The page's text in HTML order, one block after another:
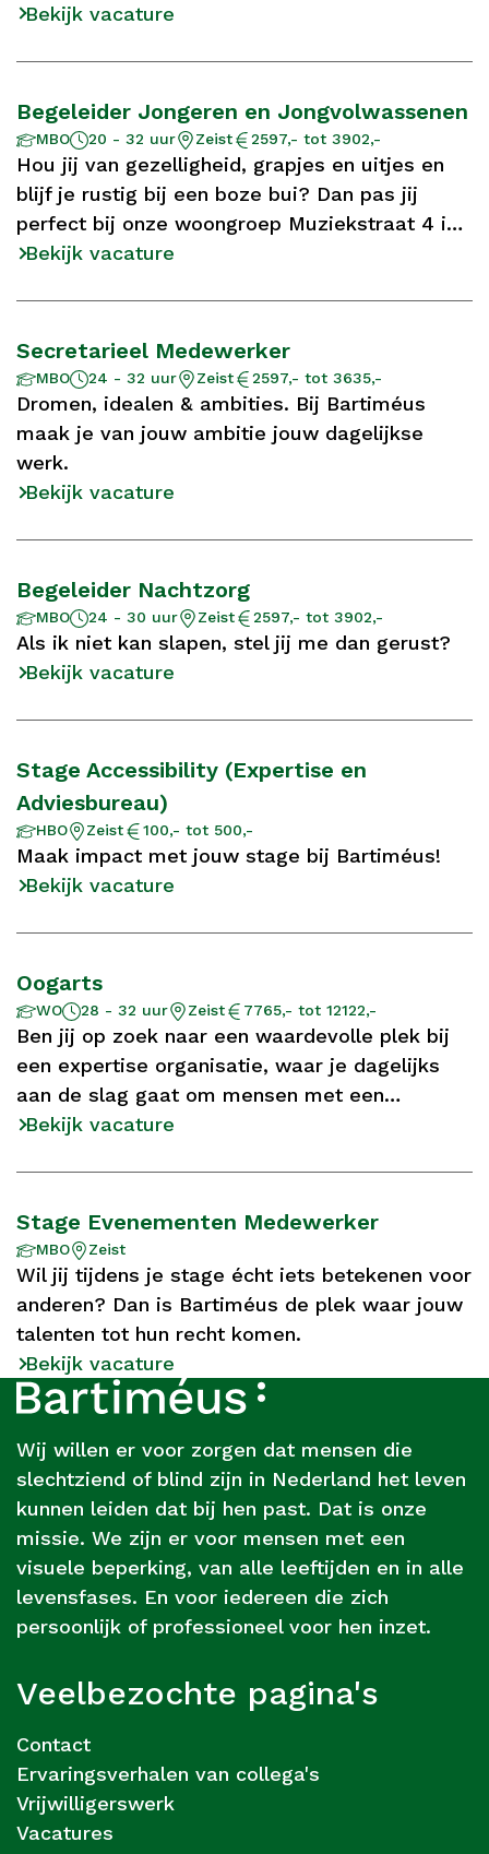
Bekijk vacature
Begeleider Jongeren en Jongvolwassenen
Opleidingsniveau
MBO
Aantal
uur
20 - 32 uur
Locatie Zeist
Salaris 2597,- tot 3902,-
Hou jij van gezelligheid, grapjes en uitjes en
blijf je rustig bij een boze bui? Dan pas jij
perfect bij onze woongroep Muziekstraat 4 in
Zeist.
Bekijk vacature
Secretarieel Medewerker
Opleidingsniveau
MBO
Aantal
uur
24 - 32 uur
Locatie Zeist
Salaris 2597,- tot 3635,-
Dromen, idealen & ambities. Bij Bartiméus
maak je van jouw ambitie jouw dagelijkse
werk.
Bekijk vacature
Begeleider Nachtzorg
Opleidingsniveau
MBO
Aantal
uur
24 - 30 uur
Locatie Zeist
Salaris 2597,- tot 3902,-
Als ik niet kan slapen, stel jij me dan gerust?
Bekijk vacature
Stage Accessibility (Expertise en
Adviesbureau)
Opleidingsniveau
HBO
Locatie Zeist
Salaris 100,- tot 500,-
Maak impact met jouw stage bij Bartiméus!
Bekijk vacature
Oogarts
Opleidingsniveau
WO
Aantal
uur
28 - 32 uur
Locatie Zeist
Salaris 7765,- tot 12122,-
Ben jij op zoek naar een waardevolle plek bij
een expertise organisatie, waar je dagelijks
aan de slag gaat om mensen met een
zeldzame visuele aandoening te helpen?
Bekijk vacature
Stage Evenementen Medewerker
Opleidingsniveau
MBO
Locatie Zeist
Wil jij tijdens je stage écht iets betekenen voor
anderen? Dan is Bartiméus de plek waar jouw
talenten tot hun recht komen.
Bekijk vacature
Footer
Over
Bartiméus
Wij willen er voor zorgen dat mensen die
slechtziend of blind zijn in Nederland het leven
kunnen leiden dat bij hen past. Dat is onze
missie. We zijn er voor mensen met een
visuele beperking, van alle leeftijden en in alle
levensfases. En voor iedereen die zich
persoonlijk of professioneel voor hen inzet.
Veelbezochte pagina's
Contact
Ervaringsverhalen van collega's
Vrijwilligerswerk
Vacatures